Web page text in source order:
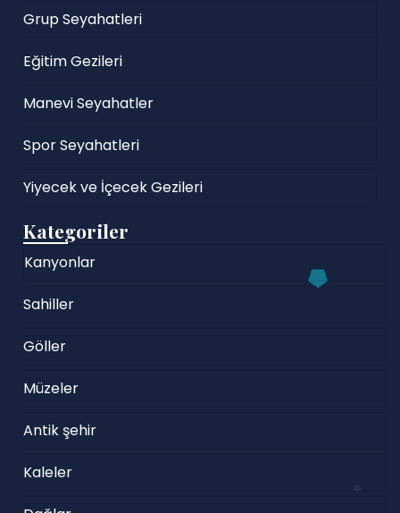
Grup Seyahatleri
Eğitim Gezileri
Manevi Seyahatler
Spor Seyahatleri
Yiyecek ve İçecek Gezileri
Kategoriler
Kanyonlar
Sahiller
Göller
Müzeler
Antik şehir
Kaleler